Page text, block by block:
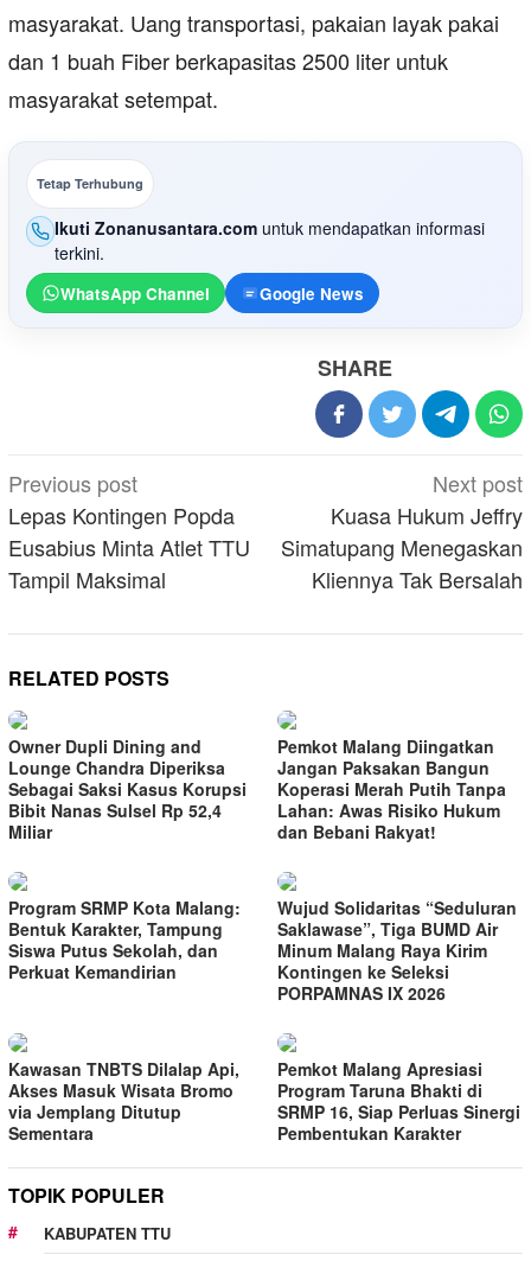
masyarakat. Uang transportasi, pakaian layak pakai
dan 1 buah Fiber berkapasitas 2500 liter untuk
masyarakat setempat.
Tetap Terhubung
Ikuti Zonanusantara.com untuk mendapatkan informasi
terkini.
WhatsApp Channel Google News
SHARE
Post
navigation
Previous post
Lepas Kontingen Popda
Eusabius Minta Atlet TTU
Tampil Maksimal
Next post
Kuasa Hukum Jeffry
Simatupang Menegaskan
Kliennya Tak Bersalah
RELATED POSTS
Owner Dupli Dining and
Lounge Chandra Diperiksa
Sebagai Saksi Kasus Korupsi
Bibit Nanas Sulsel Rp 52,4
Miliar
Pemkot Malang Diingatkan
Jangan Paksakan Bangun
Koperasi Merah Putih Tanpa
Lahan: Awas Risiko Hukum
dan Bebani Rakyat!
Program SRMP Kota Malang:
Bentuk Karakter, Tampung
Siswa Putus Sekolah, dan
Perkuat Kemandirian
Wujud Solidaritas “Seduluran
Saklawase”, Tiga BUMD Air
Minum Malang Raya Kirim
Kontingen ke Seleksi
PORPAMNAS IX 2026
Kawasan TNBTS Dilalap Api,
Akses Masuk Wisata Bromo
via Jemplang Ditutup
Sementara
Pemkot Malang Apresiasi
Program Taruna Bhakti di
SRMP 16, Siap Perluas Sinergi
Pembentukan Karakter
TOPIK POPULER
KABUPATEN TTU